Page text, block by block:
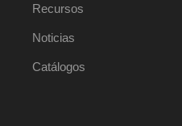
Recursos
Noticias
Catálogos